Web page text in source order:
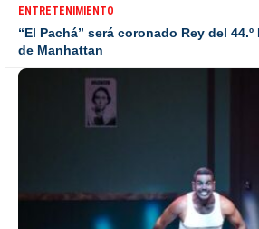
ENTRETENIMIENTO
“El Pachá” será coronado Rey del
de Manhattan